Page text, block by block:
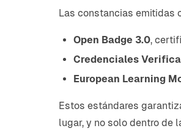
Las constancias emitidas
Open Badge 3.0,
Credenciales
European Learning
Estos estándares
lugar, y no solo dentro de